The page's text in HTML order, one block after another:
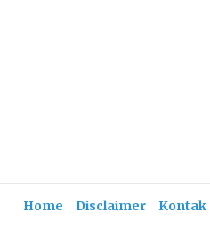
Home Disclaimer Kontak